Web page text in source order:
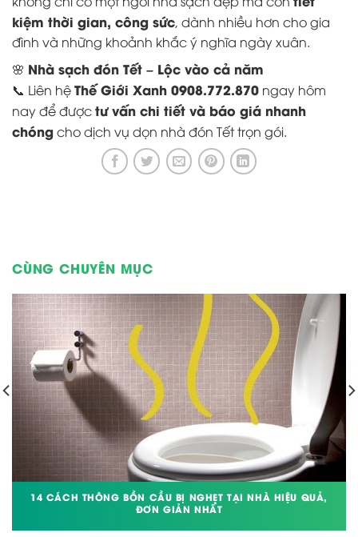
kiệm thời gian, công sức, dành nhiều hơn cho gia
đình và những khoảnh khắc ý nghĩa ngày xuân.
🌸 Nhà sạch đón Tết – Lộc vào cả năm
📞 Liên hệThế Giới Xanh 0908.772.870 ngay hôm
nay để đượctư vấn chi tiết và báo giá nhanh
chóngcho dịch vụ dọn nhà đón Tết trọn gói.
CÙNG CHUYÊN MỤC
14 CÁCH THÔNG BỒN CẦU BỊ NGHẸT TẠI NHÀ HIỆU QUẢ,
ĐƠN GIẢN NHẤT